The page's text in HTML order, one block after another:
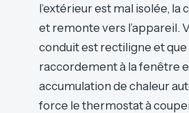
l’extérieur est mal isolée, la
et remonte vers l’appareil.
conduit est rectiligne et que
raccordement à la fenêtre
accumulation de chaleur
force le thermostat à